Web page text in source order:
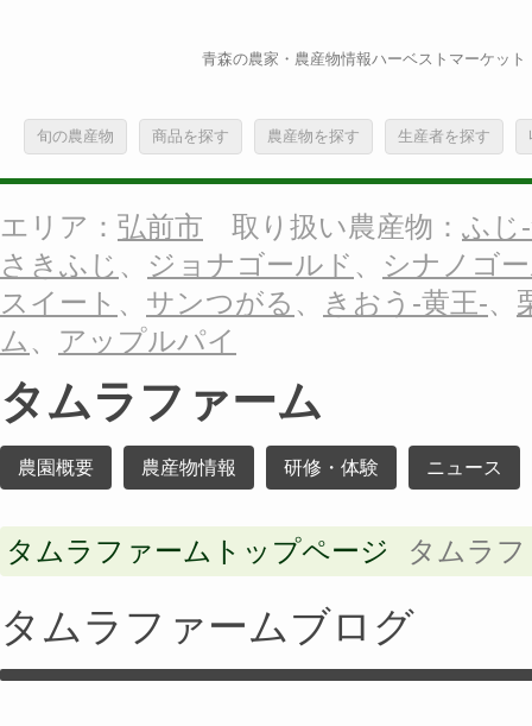
青森の農家・農産物情報ハーベストマーケット
旬の農産物 商品を探す 農産物を探す 生産者を探す
エリア： 弘前市 取り扱い農産物： ふじ
さきふじ 、 ジョナゴールド 、
シナノゴ
スイート 、 サンつがる 、 きおう-黄王-、
ム、 アップルパイ
タムラファーム
農園概要 農産物情報 研修・体験 ニュース
タムラファームトップページ タムラ
タムラファームブログ